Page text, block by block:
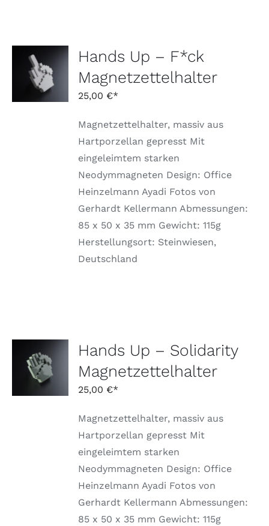
AUSFÜHRUNG
WÄHLEN
DIESES
PRODUKT
WEIST
VARIANTEN
OPTIONEN
PRODUKTSEITE
/
DETAILS
Hands Up – F*ck
Magnetzettelhalter
25,00 €
Magnetzettelhalter, massiv aus
Hartporzellan gepresst Mit
eingeleimtem starken
Neodymmagneten Design: Office
Heinzelmann Ayadi Fotos von
Gerhardt Kellermann Abmessungen:
85 x 50 x 35 mm Gewicht: 115g
Herstellungsort: Steinwiesen,
Deutschland
AUSFÜHRUNG
WÄHLEN
DIESES
PRODUKT
WEIST
VARIANTEN
OPTIONEN
PRODUKTSEITE
/
DETAILS
Hands Up – Solidarity
Magnetzettelhalter
25,00 €
Magnetzettelhalter, massiv aus
Hartporzellan gepresst Mit
eingeleimtem starken
Neodymmagneten Design: Office
Heinzelmann Ayadi Fotos von
Gerhardt Kellermann Abmessungen:
85 x 50 x 35 mm Gewicht: 115g